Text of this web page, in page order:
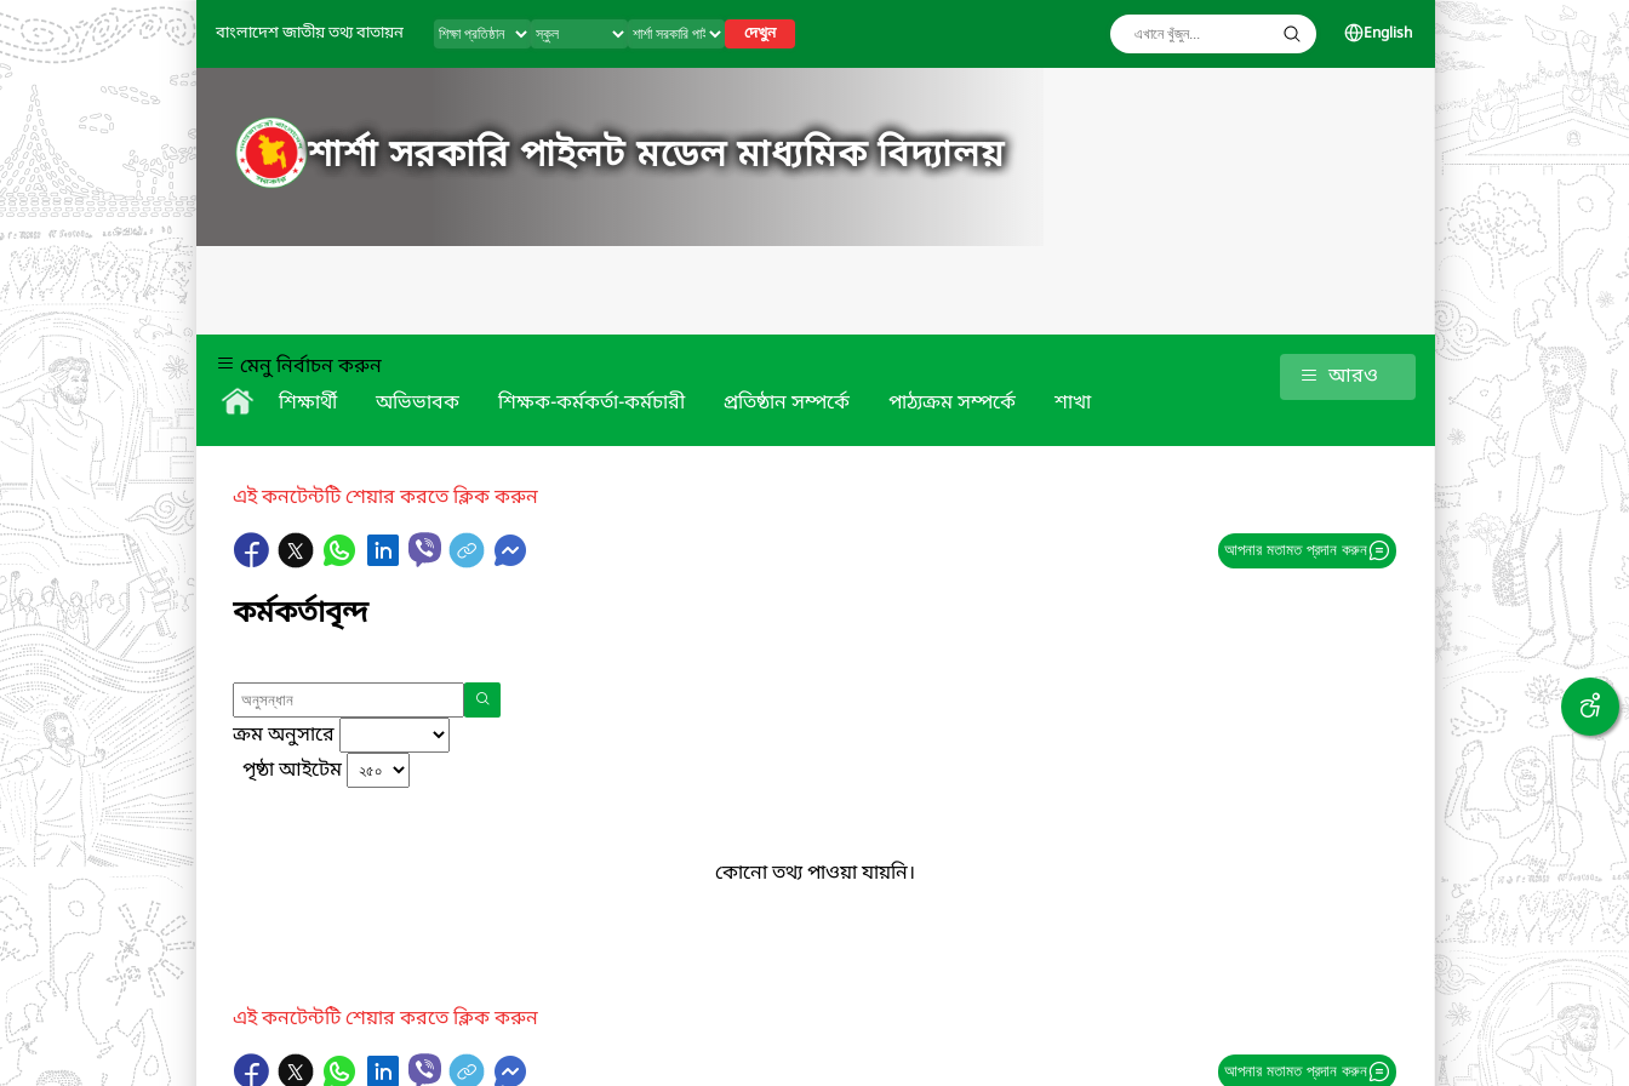
বাংলাদেশ জাতীয় তথ্য বাতায়ন দেখুন English
শার্শা সরকারি পাইলট মডেল মাধ্যমিক বিদ্যালয়
মেনু নির্বাচন করুন
শিক্ষার্থী
অভিভাবক শিক্ষক-কর্মকর্তা-কর্মচারী প্রতিষ্ঠান সম্পর্কে পাঠ্যক্রম সম্পর্কে শাখা
আরও
এই কনটেন্টটি শেয়ার করতে ক্লিক করুন
আপনার মতামত প্রদান করুন
কর্মকর্তাবৃন্দ
ক্রম অনুসারে
পৃষ্ঠা আইটেম
কোনো তথ্য পাওয়া যায়নি।
এই কনটেন্টটি শেয়ার করতে ক্লিক করুন
আপনার মতামত প্রদান করুন